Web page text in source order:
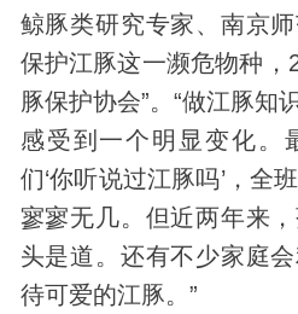
鲸豚类研究专家、南京
保护江豚这一濒危物种，
豚保护协会”。“做江豚知
感受到一个明显变化。
们‘你听说过江豚吗’，全
寥寥无几。但近两年来
头是道。还有不少家庭
待可爱的江豚。”